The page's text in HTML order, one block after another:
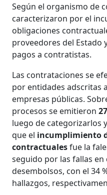
Según el organismo de
caracterizaron por el
obligaciones
proveedores del Estado
pagos a contratistas.
Las contrataciones se
por entidades adscritas
empresas públicas.
procesos se emitieron
luego de categorizarlos
que el incumplimiento
contractualesfue la
seguido por las fallas
desembolsos, con el 34
hallazgos,